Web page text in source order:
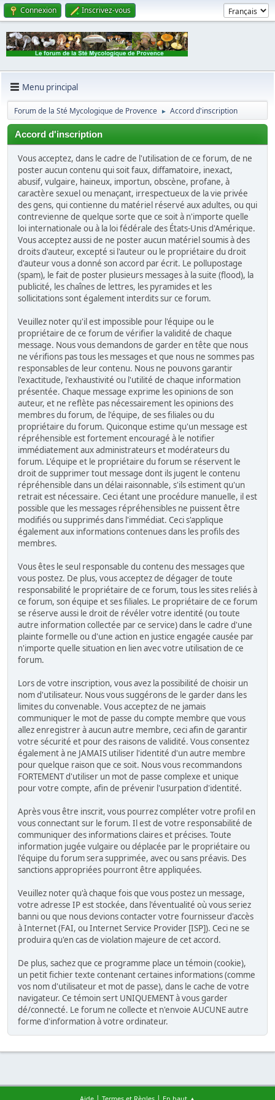
Connexion Inscrivez-vous
Menu principal
Forum de la Sté Mycologique de Provence ► Accord d'inscription
Accord d'inscription
Vous acceptez, dans le cadre de l'utilisation de ce forum, de ne
poster aucun contenu qui soit faux, diffamatoire, inexact,
abusif, vulgaire, haineux, importun, obscène, profane, à
caractère sexuel ou menaçant, irrespectueux de la vie privée
des gens, qui contienne du matériel réservé aux adultes, ou qui
contrevienne de quelque sorte que ce soit à n'importe quelle
loi internationale ou à la loi fédérale des États-Unis d'Amérique.
Vous acceptez aussi de ne poster aucun matériel soumis à des
droits d'auteur, excepté si l'auteur ou le propriétaire du droit
d'auteur vous a donné son accord par écrit. Le pollupostage
(spam), le fait de poster plusieurs messages à la suite (flood), la
publicité, les chaînes de lettres, les pyramides et les
sollicitations sont également interdits sur ce forum.
Veuillez noter qu'il est impossible pour l'équipe ou le
propriétaire de ce forum de vérifier la validité de chaque
message. Nous vous demandons de garder en tête que nous
ne vérifions pas tous les messages et que nous ne sommes pas
responsables de leur contenu. Nous ne pouvons garantir
l'exactitude, l'exhaustivité ou l'utilité de chaque information
présentée. Chaque message exprime les opinions de son
auteur, et ne reflète pas nécessairement les opinions des
membres du forum, de l'équipe, de ses filiales ou du
propriétaire du forum. Quiconque estime qu'un message est
répréhensible est fortement encouragé à le notifier
immédiatement aux administrateurs et modérateurs du
forum. L'équipe et le propriétaire du forum se réservent le
droit de supprimer tout message dont ils jugent le contenu
répréhensible dans un délai raisonnable, s'ils estiment qu'un
retrait est nécessaire. Ceci étant une procédure manuelle, il est
possible que les messages répréhensibles ne puissent être
modifiés ou supprimés dans l'immédiat. Ceci s'applique
également aux informations contenues dans les profils des
membres.
Vous êtes le seul responsable du contenu des messages que
vous postez. De plus, vous acceptez de dégager de toute
responsabilité le propriétaire de ce forum, tous les sites reliés à
ce forum, son équipe et ses filiales. Le propriétaire de ce forum
se réserve aussi le droit de révéler votre identité (ou toute
autre information collectée par ce service) dans le cadre d'une
plainte formelle ou d'une action en justice engagée causée par
n'importe quelle situation en lien avec votre utilisation de ce
forum.
Lors de votre inscription, vous avez la possibilité de choisir un
nom d'utilisateur. Nous vous suggérons de le garder dans les
limites du convenable. Vous acceptez de ne jamais
communiquer le mot de passe du compte membre que vous
allez enregistrer à aucun autre membre, ceci afin de garantir
votre sécurité et pour des raisons de validité. Vous consentez
également à ne JAMAIS utiliser l'identité d'un autre membre
pour quelque raison que ce soit. Nous vous recommandons
FORTEMENT d'utiliser un mot de passe complexe et unique
pour votre compte, afin de prévenir l'usurpation d'identité.
Après vous être inscrit, vous pourrez compléter votre profil en
vous connectant sur le forum. Il est de votre responsabilité de
communiquer des informations claires et précises. Toute
information jugée vulgaire ou déplacée par le propriétaire ou
l'équipe du forum sera supprimée, avec ou sans préavis. Des
sanctions appropriées pourront être appliquées.
Veuillez noter qu'à chaque fois que vous postez un message,
votre adresse IP est stockée, dans l'éventualité où vous seriez
banni ou que nous devions contacter votre fournisseur d'accès
à Internet (FAI, ou Internet Service Provider [ISP]). Ceci ne se
produira qu'en cas de violation majeure de cet accord.
De plus, sachez que ce programme place un témoin (cookie),
un petit fichier texte contenant certaines informations (comme
vos nom d'utilisateur et mot de passe), dans le cache de votre
navigateur. Ce témoin sert UNIQUEMENT à vous garder
dé/connecté. Le forum ne collecte et n'envoie AUCUNE autre
forme d'information à votre ordinateur.